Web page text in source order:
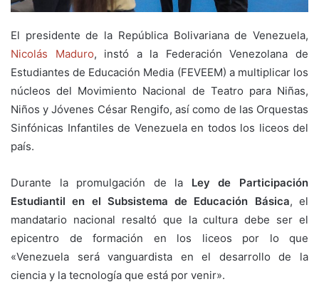
El presidente de la República Bolivariana de Venezuela,
Nicolás Maduro, instó a la Federación Venezolana de
Estudiantes de Educación Media (FEVEEM) a multiplicar los
núcleos del Movimiento Nacional de Teatro para Niñas,
Niños y Jóvenes César Rengifo, así como de las Orquestas
Sinfónicas Infantiles de Venezuela en todos los liceos del
país.
Durante la promulgación de la Ley de Participación
Estudiantil en el Subsistema de Educación Básica, el
mandatario nacional resaltó que la cultura debe ser el
epicentro de formación en los liceos por lo que
«Venezuela será vanguardista en el desarrollo de la
ciencia y la tecnología que está por venir».